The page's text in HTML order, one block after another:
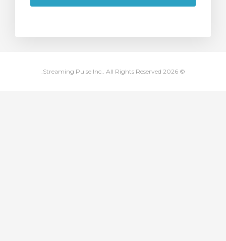
© 2026 Streaming Pulse Inc.. All Rights Reserved.